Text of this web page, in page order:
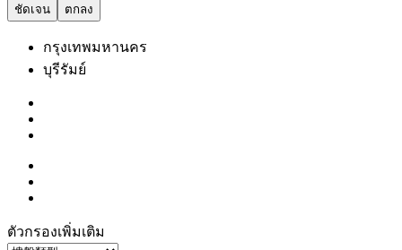
ชัดเจน ตกลง
กรุงเทพมหานคร
บุรีรัมย์
ตัวกรองเพิ่มเติม